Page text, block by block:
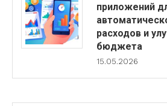
приложений
расходов и
бюджета
15.05.2026